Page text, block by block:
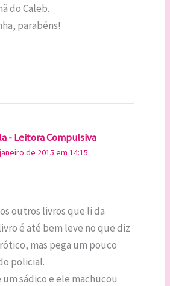
do Caleb.
parabéns!
- Leitora Compulsiva
de 2015 em 14:15
outros livros que li da
é até bem leve no que diz
mas pega um pouco
policial.
um sádico e ele machucou